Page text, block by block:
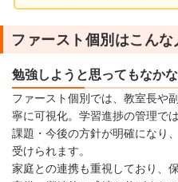
ファースト個別はこん
勉強しようと思ってもなか
ファースト個別では、教室長や
寧に可視化。学習進捗の管理で
課題・今後の方針が明確になり
受けられます。
家庭との連携も重視しており、